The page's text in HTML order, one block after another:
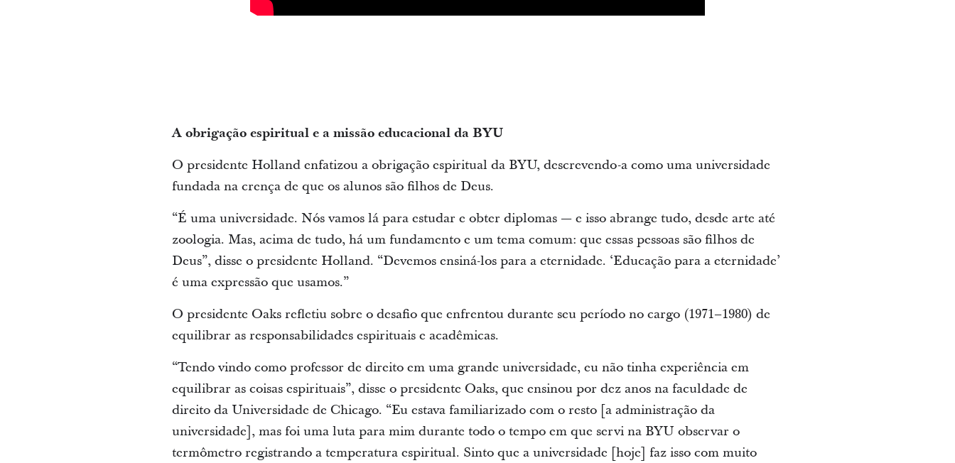
A obrigação espiritual e a missão educacional da BYU
O presidente Holland enfatizou a obrigação espiritual da BYU, descrevendo-a como uma universidade
fundada na crença de que os alunos são filhos de Deus.
“É uma universidade. Nós vamos lá para estudar e obter diplomas — e isso abrange tudo, desde arte até
zoologia. Mas, acima de tudo, há um fundamento e um tema comum: que essas pessoas são filhos de
Deus”, disse o presidente Holland. “Devemos ensiná-los para a eternidade. ‘Educação para a eternidade’
é uma expressão que usamos.”
O presidente Oaks refletiu sobre o desafio que enfrentou durante seu período no cargo (1971–1980) de
equilibrar as responsabilidades espirituais e acadêmicas.
“Tendo vindo como professor de direito em uma grande universidade, eu não tinha experiência em
equilibrar as coisas espirituais”, disse o presidente Oaks, que ensinou por dez anos na faculdade de
direito da Universidade de Chicago. “Eu estava familiarizado com o resto [a administração da
universidade], mas foi uma luta para mim durante todo o tempo em que servi na BYU observar o
termômetro registrando a temperatura espiritual. Sinto que a universidade [hoje] faz isso com muito